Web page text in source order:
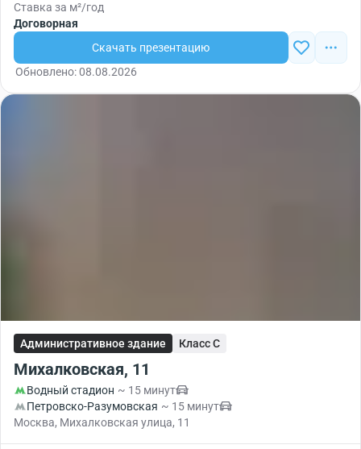
Ставка за м²/год
Договорная
Скачать презентацию
Обновлено: 08.08.2026
Административное здание Класс C
Михалковская, 11
Водный стадион ~ 15 минут
Петровско-Разумовская ~ 15 минут
Москва, Михалковская улица, 11